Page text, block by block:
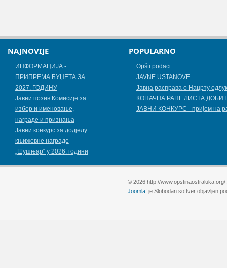
NAJNOVIJE
ИНФОРМАЦИЈА -
ПРИПРЕМА БУЏЕТА ЗА
2027. ГОДИНУ
Jавни позив Комисије за
избор и именовање,
награде и признања
Јавни конкурс за додјелу
књижевнe наградe
„Шушњар“ у 2026. години
POPULARNO
Opšti podaci
JAVNE USTANOVE
Јавна расправа о Нацрту
КОНАЧНА РАНГ ЛИСТА
ЈАВНИ КОНКУРС - пријем на
© 2026 http://
Joomla! je Slobodan softver objavljen